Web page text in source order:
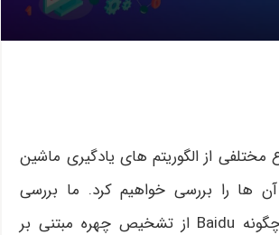
مختلفی از الگوریتم های یادگیری ماشین
آن ها را بررسی خواهیم کرد. ما بررسی
خواهیم کرد که چگونه Baidu از تشخیص چهره مبتنی بر